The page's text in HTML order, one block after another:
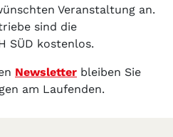
Veranstaltung an.
sind die
SÜD kostenlos.
Newsletter bleiben Sie
am Laufenden.